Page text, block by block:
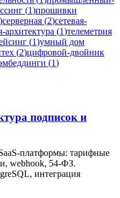
(1)прошивки
)серверная (2)сетевая-
архитектура (1)телеметрия
(1)умный дом
(2)цифровой-двойник
(1)
подписок и
платформы: тарифные
webhook, 54-ФЗ.
интеграция